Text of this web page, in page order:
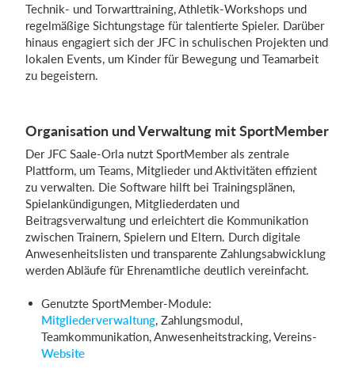
Technik- und Torwarttraining, Athletik-Workshops und
regelmäßige Sichtungstage für talentierte Spieler. Darüber
hinaus engagiert sich der JFC in schulischen Projekten und
lokalen Events, um Kinder für Bewegung und Teamarbeit
zu begeistern.
Organisation und Verwaltung mit SportMember
Der JFC Saale-Orla nutzt SportMember als zentrale
Plattform, um Teams, Mitglieder und Aktivitäten effizient
zu verwalten. Die Software hilft bei Trainingsplänen,
Spielankündigungen, Mitgliederdaten und
Beitragsverwaltung und erleichtert die Kommunikation
zwischen Trainern, Spielern und Eltern. Durch digitale
Anwesenheitslisten und transparente Zahlungsabwicklung
werden Abläufe für Ehrenamtliche deutlich vereinfacht.
Genutzte SportMember-Module:
Mitgliederverwaltung, Zahlungsmodul,
Teamkommunikation, Anwesenheitstracking, Vereins-
Website